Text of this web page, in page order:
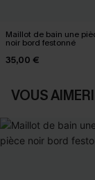
Maillot de bain une
noir bord festonné
35,00 €
VOUS